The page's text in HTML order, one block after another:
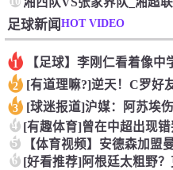
足球新闻HOT VIDEO
1
2
3
4
5
6